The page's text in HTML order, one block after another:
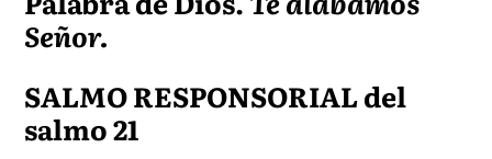
Señor.
SALMO RESPONSORIAL del
salmo 21